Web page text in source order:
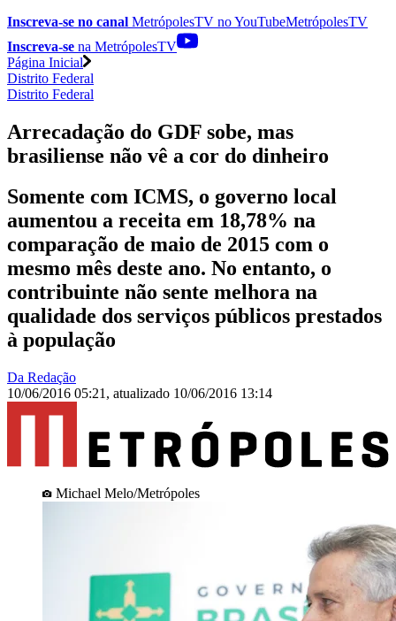
Inscreva-se no canal MetrópolesTV noYouTubeMetrópolesTV
Inscreva-se na MetrópolesTV
Página Inicial
Distrito Federal
Distrito Federal
Arrecadação do GDF sobe, mas
brasiliense não vê a cor do dinheiro
Somente com ICMS, o governo local
aumentou a receita em 18,78% na
comparação de maio de 2015 com o
mesmo mês deste ano. No entanto, o
contribuinte não sente melhora na
qualidade dos serviços públicos prestados
à população
Da Redação
10/06/2016 05:21 , atualizado 10/06/2016 13:14
Michael Melo/Metrópoles